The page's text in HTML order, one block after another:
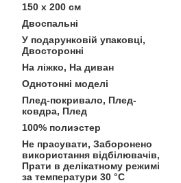
150 x 200 см
Двоспальні
У подарунковій упаковці,
Двосторонні
На ліжко, На диван
Однотонні моделі
Плед-покривало, Плед-
ковдра, Плед
100% полиэстер
Не прасувати, Заборонено
використання відбілювачів,
Прати в делікатному режимі
за температури 30 °C